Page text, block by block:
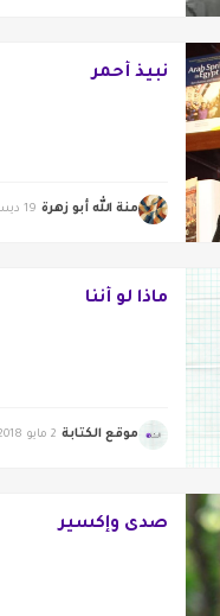
نبيذ أحمر
منة الله أبو زهرة 19 ديسمبر 2019
ماذا لو أننا
موقع الكتابة 2 مايو 2018
صدى وإكسير